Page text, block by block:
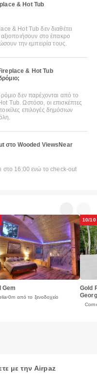
& Hot Tub
& Hot Tub δεν διαθέτει
στο έπακρο
την εμπειρία τους.
& Hot Tub
δεν παρέχονται από το
Tub. Ωστόσο, οι επισκέπτες
επιλογές δημόσιων
στο Wooded ViewsNear
στο 16:00 ενώ το check-out
Gem
0m από το ξενοδοχείο
10/10
Gold
με την Airpaz